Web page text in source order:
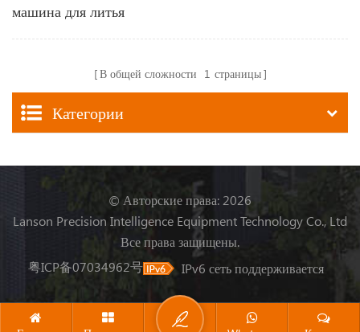
машина для литья
пластмасс под давлением
В общей сложности 1 страницы
Категории
© Авторские права: 2026
Lanson Precision Intelligence Equipment Technology Co., Ltd
Все права защищены.
粤ICP备07034962号
IPv6 сеть поддерживается